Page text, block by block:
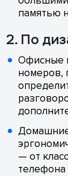
памятью
2. По
Офисные
номеров,
— от
телефона